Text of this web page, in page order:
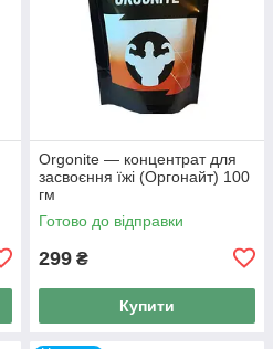
Orgonite — концентрат для
засвоєння їжі (Оргонайт) 100
гм
Готово до відправки
299 ₴
Купити